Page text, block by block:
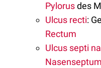
Pylorusdes
Ulcus recti:
Rectum
Ulcus septi
Nasenseptum